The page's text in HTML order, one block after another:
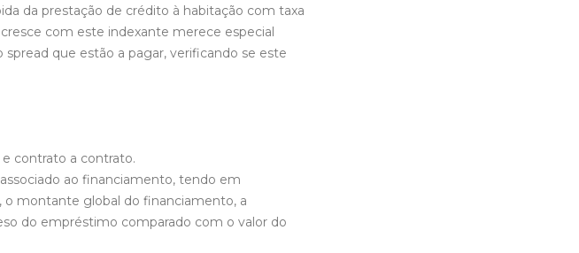
da prestação de crédito à habitação com taxa
com este indexante merece especial
que estão a pagar, verificando se este
contrato a contrato.
ao financiamento, tendo em
o montante global do financiamento, a
do empréstimo comparado com o valor do